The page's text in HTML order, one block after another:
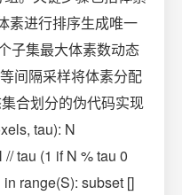
素进行排序生成唯一
子集最大体素数动态
间隔采样将体素分配
合划分的伪代码实现
tau): N
tau (1 if N % tau 0
range(S): subset []